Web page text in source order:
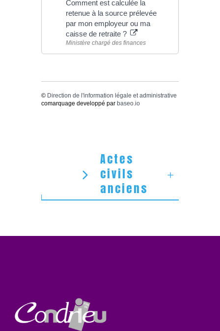
Comment est calculée la
retenue à la source prélevée
par mon employeur ou ma
caisse de retraite ?
Ministère chargé des finances
© Direction de l'information légale et administrative
comarquage developpé par baseo.io
Actes
civils
anciens